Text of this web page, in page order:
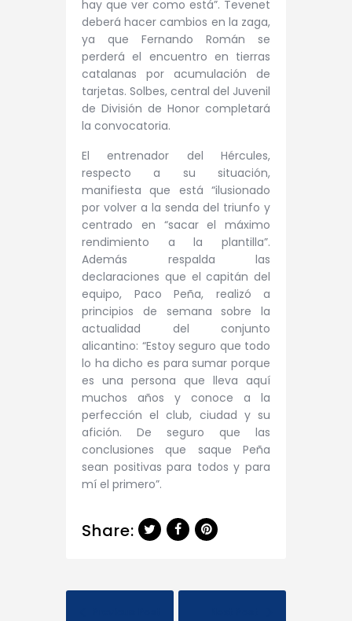
hay que ver como está”. Tevenet
deberá hacer cambios en la zaga,
ya que Fernando Román se
perderá el encuentro en tierras
catalanas por acumulación de
tarjetas. Solbes, central del Juvenil
de División de Honor completará
la convocatoria.
El entrenador del Hércules,
respecto a su situación,
manifiesta que está “ilusionado
por volver a la senda del triunfo y
centrado en “sacar el máximo
rendimiento a la plantilla”.
Además respalda las
declaraciones que el capitán del
equipo, Paco Peña, realizó a
principios de semana sobre la
actualidad del conjunto
alicantino: “Estoy seguro que todo
lo ha dicho es para sumar porque
es una persona que lleva aquí
muchos años y conoce a la
perfección el club, ciudad y su
afición. De seguro que las
conclusiones que saque Peña
sean positivas para todos y para
mí el primero”.
Share: